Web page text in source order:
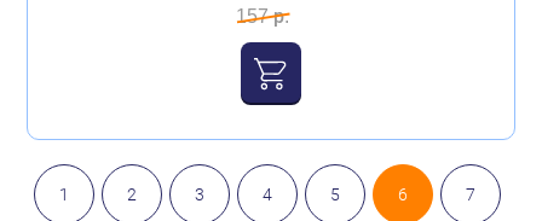
157 р.
1 2 3 4 5 6 7